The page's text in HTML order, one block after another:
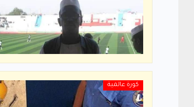
كورة عالمية